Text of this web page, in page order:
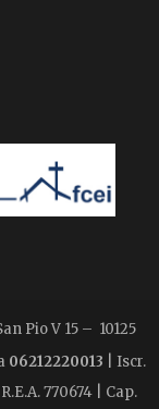
Pio V 15 – 10125
06212220013 | Iscr.
R.E.A. 770674 | Cap.